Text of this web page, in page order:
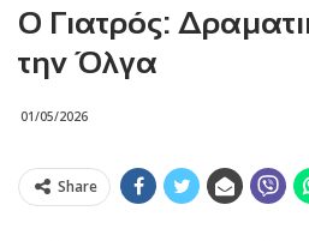
Ο Γιατρός:
την Όλγα
01/05/2026
Share